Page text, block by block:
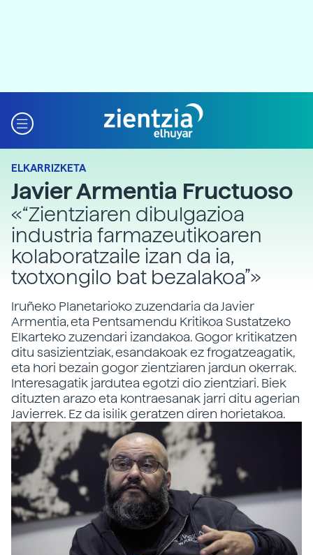
ELKARRIZKETA
Javier Armentia Fructuoso
«“Zientziaren dibulgazioa
industria farmazeutikoaren
kolaboratzaile izan da ia,
txotxongilo bat bezalakoa”»
Iruñeko Planetarioko zuzendaria da Javier
Armentia, eta Pentsamendu Kritikoa Sustatzeko
Elkarteko zuzendari izandakoa. Gogor kritikatzen
ditu sasizientziak, esandakoak ez frogatzeagatik,
eta hori bezain gogor zientziaren jardun okerrak.
Interesagatik jardutea egotzi dio zientziari. Biek
dituzten arazo eta kontraesanak jarri ditu agerian
Javierrek. Ez da isilik geratzen diren horietakoa.